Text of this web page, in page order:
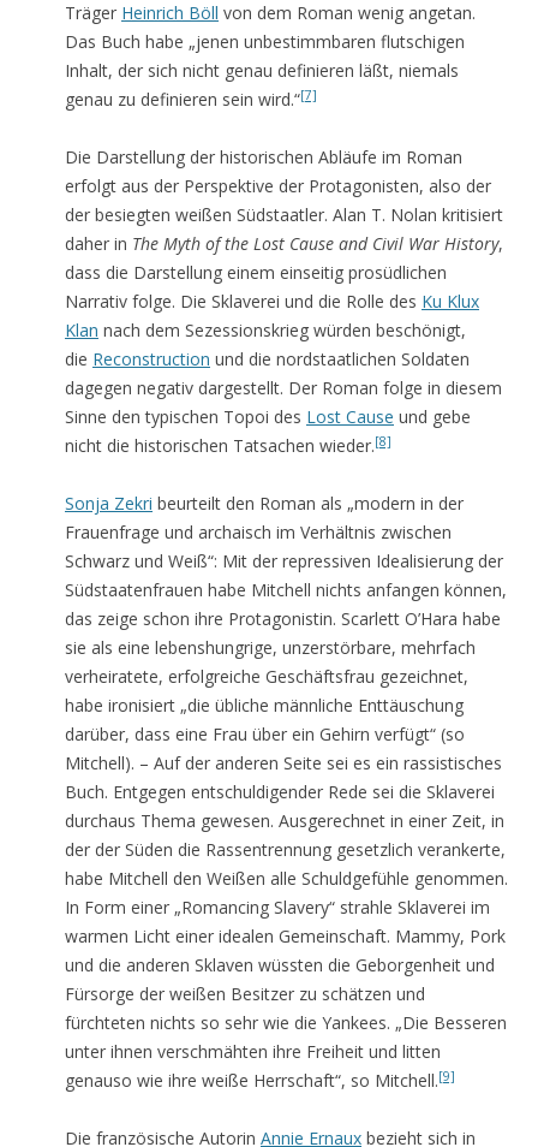
Träger Heinrich Böll von dem Roman wenig angetan.
Das Buch habe „jenen unbestimmbaren flutschigen
Inhalt, der sich nicht genau definieren läßt, niemals
genau zu definieren sein wird.“[7]
Die Darstellung der historischen Abläufe im Roman
erfolgt aus der Perspektive der Protagonisten, also der
der besiegten weißen Südstaatler. Alan T. Nolan kritisiert
daher in The Myth of the Lost Cause and Civil War History,
dass die Darstellung einem einseitig prosüdlichen
Narrativ folge. Die Sklaverei und die Rolle des Ku Klux
Klan nach dem Sezessionskrieg würden beschönigt,
die Reconstruction und die nordstaatlichen Soldaten
dagegen negativ dargestellt. Der Roman folge in diesem
Sinne den typischen Topoi des Lost Cause und gebe
nicht die historischen Tatsachen wieder.[8]
Sonja Zekri beurteilt den Roman als „modern in der
Frauenfrage und archaisch im Verhältnis zwischen
Schwarz und Weiß“: Mit der repressiven Idealisierung der
Südstaatenfrauen habe Mitchell nichts anfangen können,
das zeige schon ihre Protagonistin. Scarlett O’Hara habe
sie als eine lebenshungrige, unzerstörbare, mehrfach
verheiratete, erfolgreiche Geschäftsfrau gezeichnet,
habe ironisiert „die übliche männliche Enttäuschung
darüber, dass eine Frau über ein Gehirn verfügt“ (so
Mitchell). – Auf der anderen Seite sei es ein rassistisches
Buch. Entgegen entschuldigender Rede sei die Sklaverei
durchaus Thema gewesen. Ausgerechnet in einer Zeit, in
der der Süden die Rassentrennung gesetzlich verankerte,
habe Mitchell den Weißen alle Schuldgefühle genommen.
In Form einer „Romancing Slavery“ strahle Sklaverei im
warmen Licht einer idealen Gemeinschaft. Mammy, Pork
und die anderen Sklaven wüssten die Geborgenheit und
Fürsorge der weißen Besitzer zu schätzen und
fürchteten nichts so sehr wie die Yankees. „Die Besseren
unter ihnen verschmähten ihre Freiheit und litten
genauso wie ihre weiße Herrschaft“, so Mitchell.[9]
Die französische Autorin Annie Ernaux bezieht sich in